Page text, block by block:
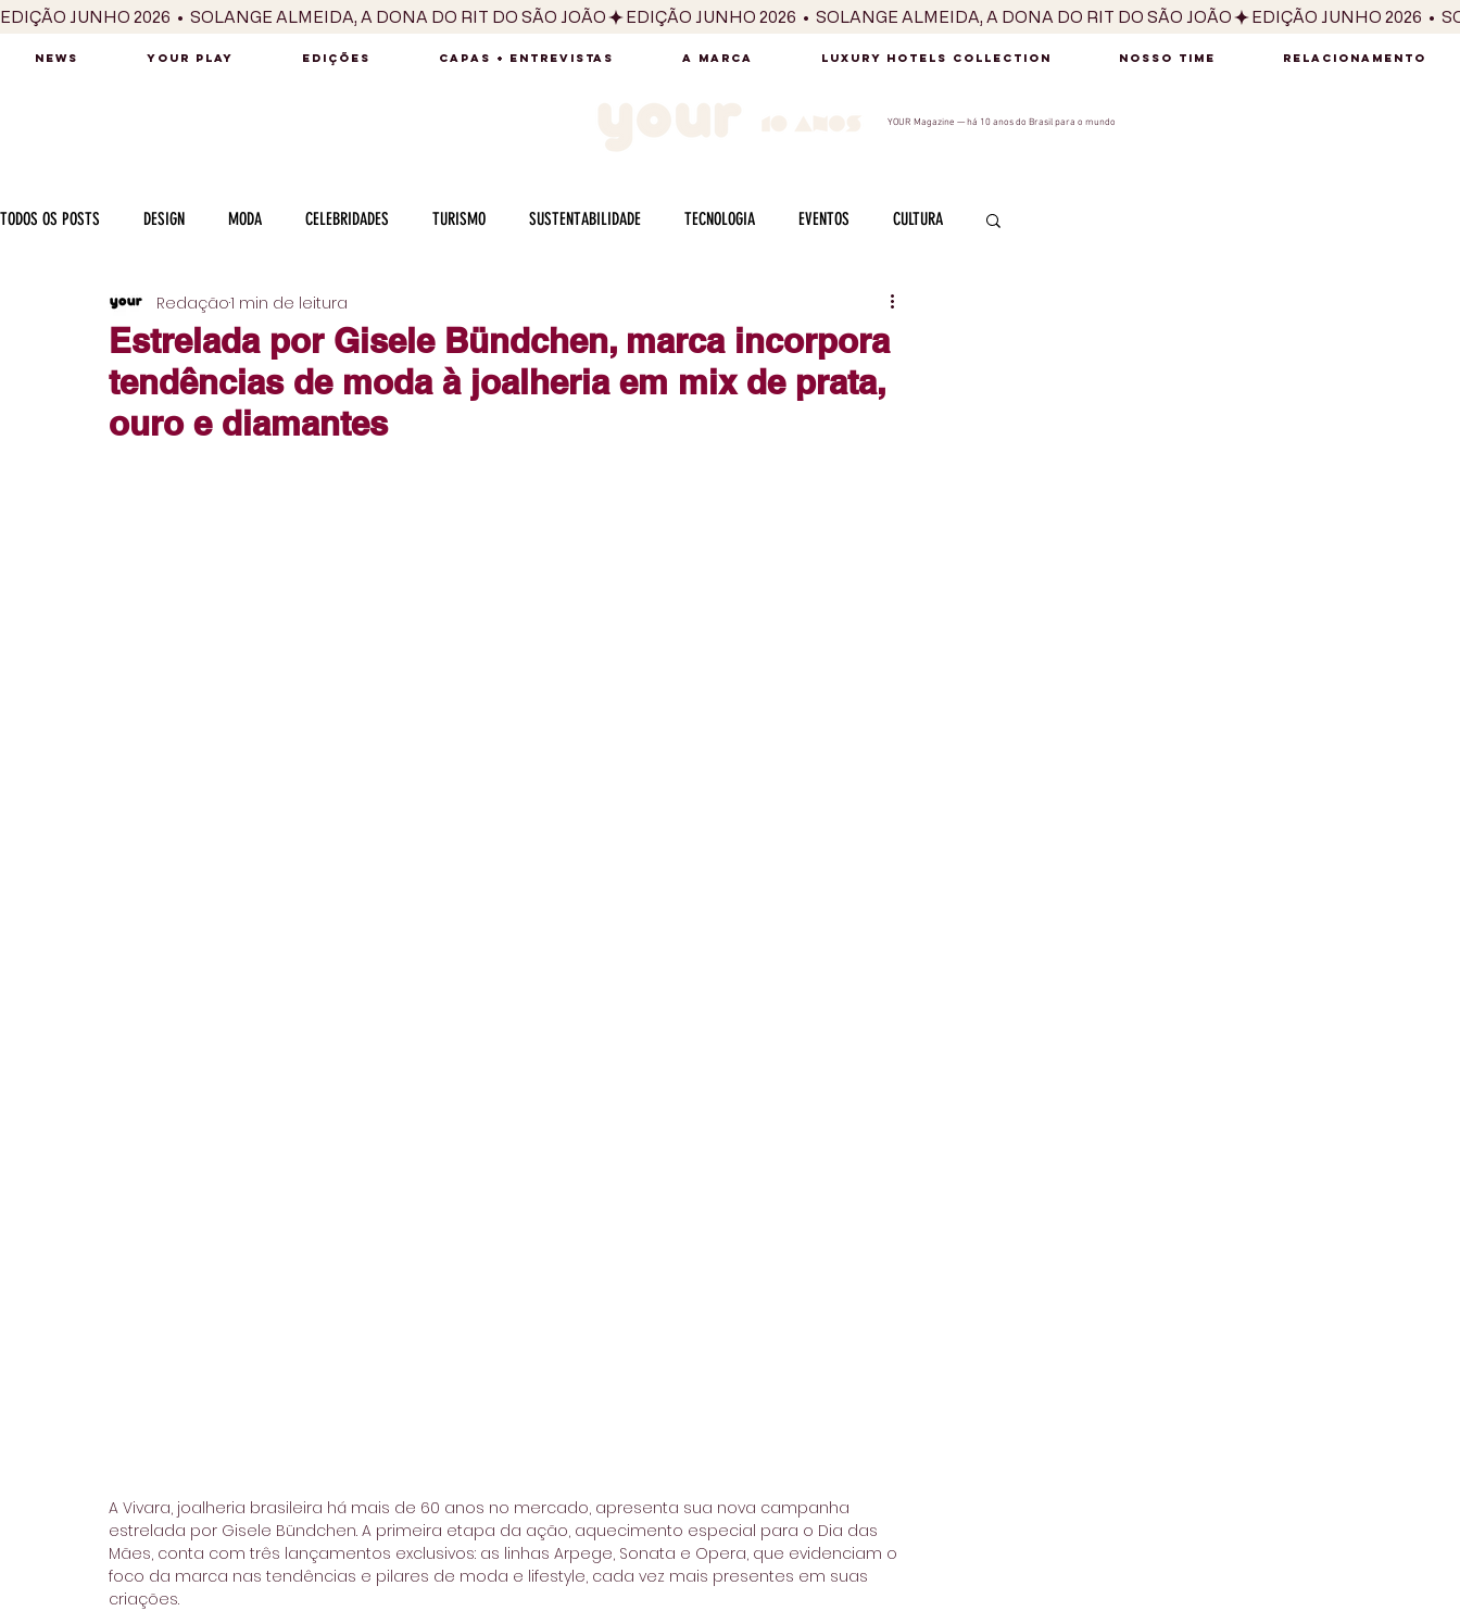
EDIÇÃO JUNHO 2026  •  SOLANGE ALMEIDA, A DONA DO RIT DO SÃO JOÃO
NEWS YOUR PLAY EDIÇÕES CAPAS + ENTREVISTAS A MARCA LUXURY HOTELS COLLECTION NOSSO TIME RELACIONAMENTO
YOUR Magazine — há 10 anos do Brasil para o mundo
TODOS OS POSTS DESIGN MODA CELEBRIDADES TURISMO SUSTENTABILIDADE TECNOLOGIA EVENTOS CULTURA
MÚSICA SÉRIES / TV INTERNACIONAL
CULINÁRIA PESSOAS CARREIRA VINHOS SABOR SEXUALIDADE MULHER HOMEM
Estrelada por Gisele Bündchen, marca incorpora
tendências de moda à joalheria em mix de prata,
ouro e diamantes
Redação1 min de leitura
A Vivara, joalheria brasileira há mais de 60 anos no mercado, apresenta sua nova campanha
estrelada por Gisele Bündchen. A primeira etapa da ação, aquecimento especial para o Dia das
Mães, conta com três lançamentos exclusivos: as linhas Arpege, Sonata e Opera, que evidenciam o
foco da marca nas tendências e pilares de moda e lifestyle, cada vez mais presentes em suas
criações.